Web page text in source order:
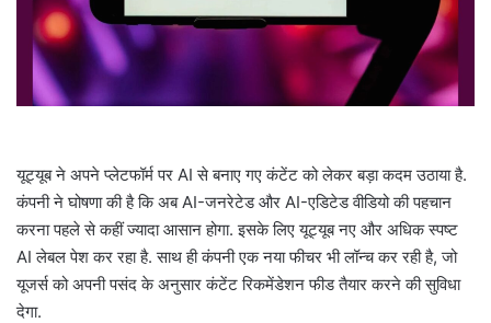
यूट्यूब ने अपने प्लेटफॉर्म पर AI से बनाए गए कंटेंट को लेकर बड़ा कदम उठाया है.
कंपनी ने घोषणा की है कि अब AI-जनरेटेड और AI-एडिटेड वीडियो की पहचान
करना पहले से कहीं ज्यादा आसान होगा. इसके लिए यूट्यूब नए और अधिक स्पष्ट
AI लेबल पेश कर रहा है. साथ ही कंपनी एक नया फीचर भी लॉन्च कर रही है, जो
यूजर्स को अपनी पसंद के अनुसार कंटेंट रिकमेंडेशन फीड तैयार करने की सुविधा
देगा.